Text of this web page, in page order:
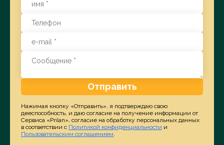
Отправить
Нажимая кнопку «Отправить», я подтверждаю свою
дееспособность, и даю согласие на получение информации от
Сервиса «Prilan», согласие на обработку персональных данных
в соответствии с Политикой конфиденциальности и
Пользовательским соглашением.